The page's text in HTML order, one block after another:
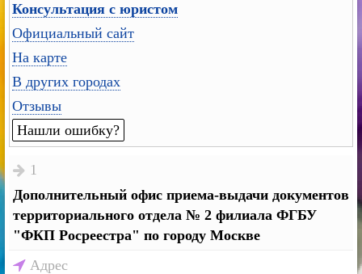
Консультация с юристом
Официальный сайт
На карте
В других городах
Отзывы
Нашли ошибку?
1
Дополнительный офис приема-выдачи документов
территориального отдела № 2 филиала ФГБУ
"ФКП Росреестра" по городу Москве
Адрес